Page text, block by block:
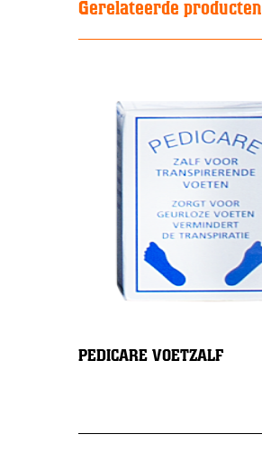
Gerelateerde producten
PEDICARE VOETZALF